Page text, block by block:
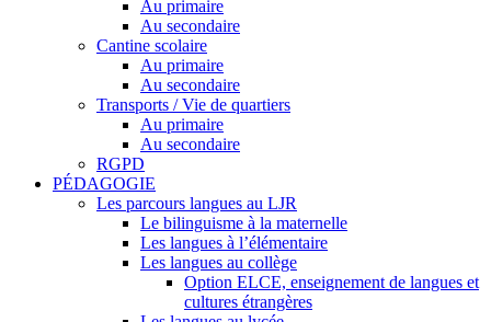
Au primaire
Au secondaire
Cantine scolaire
Au primaire
Au secondaire
Transports / Vie de quartiers
Au primaire
Au secondaire
RGPD
PÉDAGOGIE
Les parcours langues au LJR
Le bilinguisme à la maternelle
Les langues à l’élémentaire
Les langues au collège
Option ELCE, enseignement de langues et
cultures étrangères